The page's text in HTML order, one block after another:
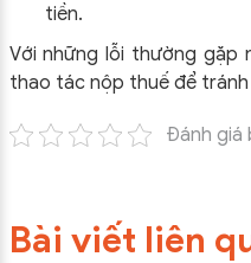
tiền.
Với những lỗi thường gặp
thao tác nộp thuế để
Đánh giá
Bài viết liên